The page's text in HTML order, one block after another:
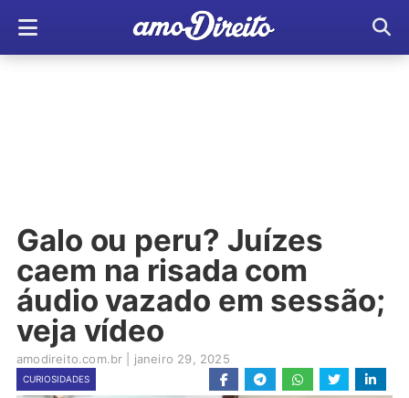
Galo ou peru? Juízes
caem na risada com
áudio vazado em sessão;
veja vídeo
amodireito.com.br janeiro 29, 2025
CURIOSIDADES